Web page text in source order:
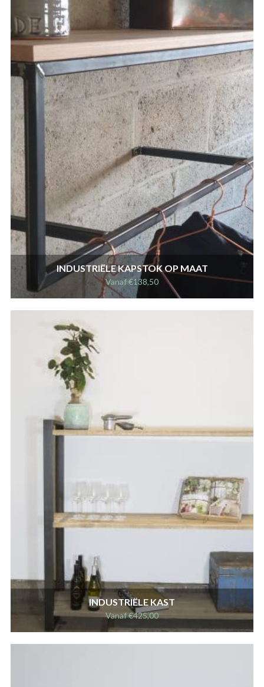
INDUSTRIËLE KAPSTOK OP MAAT
Vanaf€138,50
INDUSTRIËLE KAST
Vanaf€425,00